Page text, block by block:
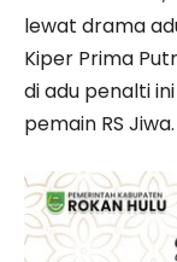
lewat drama
Kiper Prima
di adu penalti
pemain RS Jiwa.